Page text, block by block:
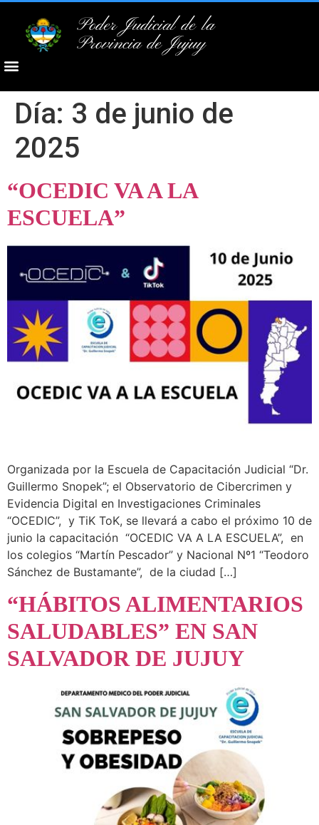
Poder Judicial de la
Provincia de Jujuy
Día: 3 de junio de
2025
“OCEDIC VA A LA
ESCUELA”
Organizada por la Escuela de Capacitación Judicial “Dr.
Guillermo Snopek”; el Observatorio de Cibercrimen y
Evidencia Digital en Investigaciones Criminales
“OCEDIC”, y TiK ToK, se llevará a cabo el próximo 10 de
junio la capacitación “OCEDIC VA A LA ESCUELA”, en
los colegios “Martín Pescador” y Nacional Nº1 “Teodoro
Sánchez de Bustamante”, de la ciudad […]
“HÁBITOS ALIMENTARIOS
SALUDABLES” EN SAN
SALVADOR DE JUJUY